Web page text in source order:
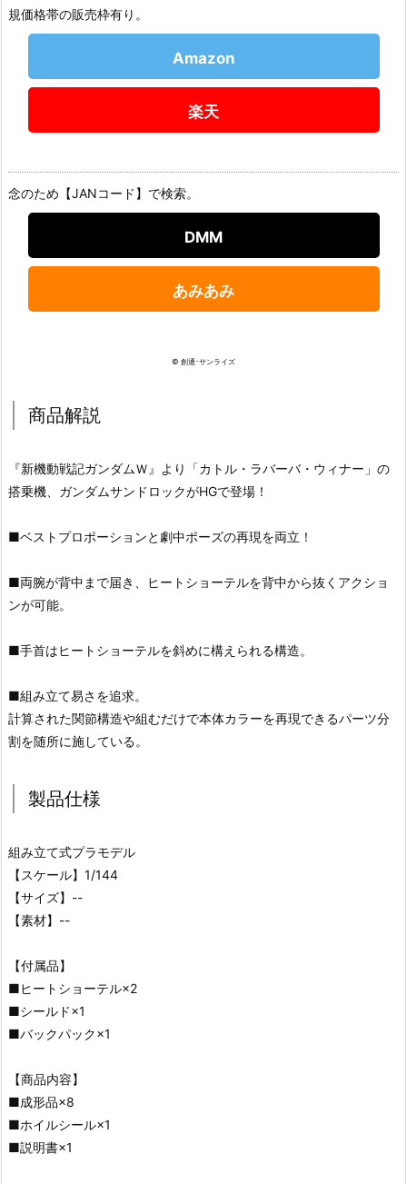
規価格帯の販売枠有り。
Amazon
楽天
念のため【JANコード】で検索。
DMM
あみあみ
© 創通･サンライズ
商品解説
『新機動戦記ガンダムＷ』より「カトル・ラバーバ・ウィナー」の
搭乗機、ガンダムサンドロックがHGで登場！
■ベストプロポーションと劇中ポーズの再現を両立！
■両腕が背中まで届き、ヒートショーテルを背中から抜くアクショ
ンが可能。
■手首はヒートショーテルを斜めに構えられる構造。
■組み立て易さを追求。
計算された関節構造や組むだけで本体カラーを再現できるパーツ分
割を随所に施している。
製品仕様
組み立て式プラモデル
【スケール】1/144
【サイズ】--
【素材】--
【付属品】
■ヒートショーテル×2
■シールド×1
■バックパック×1
【商品内容】
■成形品×8
■ホイルシール×1
■説明書×1